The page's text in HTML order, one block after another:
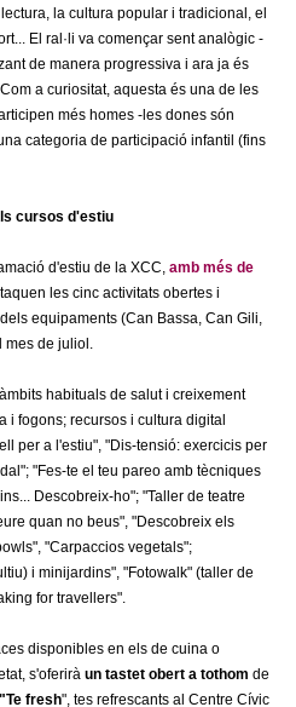
la cultura popular i tradicional, el
El ral·li va començar sent analògic -
de manera progressiva i ara ja és
a curiositat, aquesta és una de les
més homes -les dones són
categoria de participació infantil (fins
cursos d'estiu
d'estiu de la XCC, amb més de
les cinc activitats obertes i
equipaments (Can Bassa, Can Gili,
mes de juliol.
habituals de salut i creixement
i fogons; recursos i cultura digital
per a l'estiu", "Dis-tensió: exercicis per
"Fes-te el teu pareo amb tècniques
Descobreix-ho"; "Taller de teatre
quan no beus", "Descobreix els
"Carpaccios vegetals";
i minijardins", "Fotowalk" (taller de
for travellers".
disponibles en els de cuina o
s'oferirà un tastet obert a tothom de
"Te fresh", tes refrescants al Centre Cívic